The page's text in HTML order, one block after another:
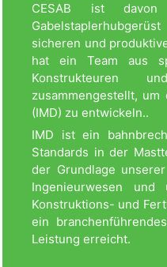
CESAB ist
sicheren und
hat ein Team aus
Konstrukteuren
zusammengestellt,
(IMD) zu entwickeln..
IMD ist ein
Standards in der
der Grundlage
Ingenieurwesen und
Konstruktions- und
ein
Leistung erreicht.